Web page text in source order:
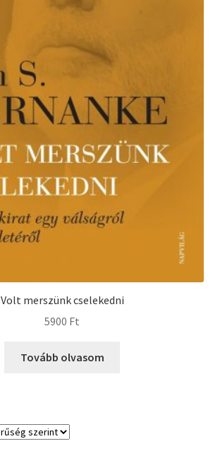
Volt merszünk cselekedni
5900 Ft
Tovább olvasom